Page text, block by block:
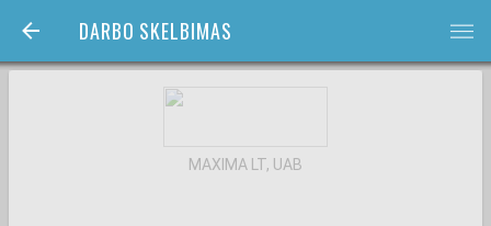
DARBO SKELBIMAS bars
MAXIMA LT, UAB